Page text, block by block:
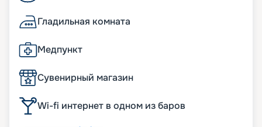
Гладильная комната
Медпункт
Сувенирный магазин
Wi-fi интернет в одном из баров